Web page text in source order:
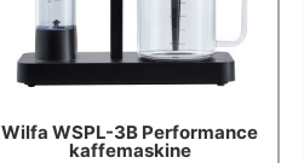
Wilfa WSPL-3B Performance
kaffemaskine